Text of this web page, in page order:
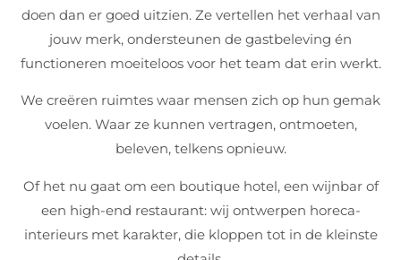
doen dan er goed uitzien. Ze vertellen het verhaal van
jouw merk, ondersteunen de gastbeleving én
functioneren moeiteloos voor het team dat erin werkt.
We creëren ruimtes waar mensen zich op hun gemak
voelen. Waar ze kunnen vertragen, ontmoeten,
beleven, telkens opnieuw.
Of het nu gaat om een boutique hotel, een wijnbar of
een high-end restaurant: wij ontwerpen horeca-
interieurs met karakter, die kloppen tot in de kleinste